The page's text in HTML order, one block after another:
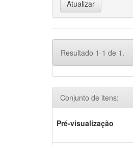
Resultado 1-1 de 1.
Conjunto de itens:
Pré-visualização